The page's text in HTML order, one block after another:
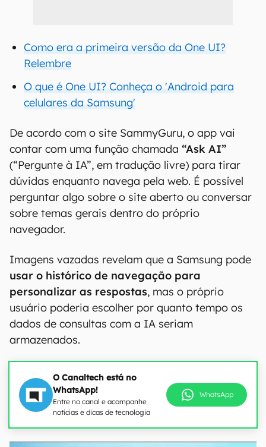
Como era a primeira versão da One UI?
Relembre
O que é One UI? Conheça o 'Android para
celulares da Samsung'
De acordo com o site SammyGuru, o app vai
contar com uma função chamada “Ask AI”
(“Pergunte à IA”, em tradução livre) para tirar
dúvidas enquanto navega pela web. É possível
perguntar algo sobre o site aberto ou conversar
sobre temas gerais dentro do próprio
navegador.
Imagens vazadas revelam que a Samsung pode
usar o histórico de navegação para
personalizar as respostas, mas o próprio
usuário poderia escolher por quanto tempo os
dados de consultas com a IA seriam
armazenados.
O Canaltech está no
WhatsApp!
Entre no canal e acompanhe
notícias e dicas de tecnologia
WhatsApp